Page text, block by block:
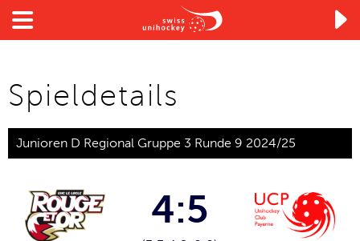

Spieldetails
Junioren D Regional Gruppe 3 Runde 9 2024/25
4:5